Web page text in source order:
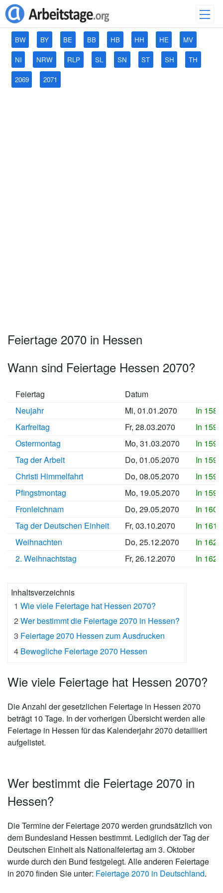
BW BY BE BB HB HH HE MV
NI NRW RLP SL SN ST SH TH
2069 2071
Feiertage 2070 in Hessen
Wann sind Feiertage Hessen 2070?
Feiertag
Datum
Neujahr
Mi, 01.01.2070
In
Karfreitag
Fr, 28.03.2070
In
Ostermontag
Mo, 31.03.2070
In
Tag der Arbeit
Do, 01.05.2070
In
Christi Himmelfahrt
Do, 08.05.2070
In
Pfingstmontag
Mo, 19.05.2070
In
Fronleichnam
Do, 29.05.2070
In
Tag der Deutschen Einheit
Fr, 03.10.2070
In
Weihnachten
Do, 25.12.2070
In
2. Weihnachtstag
Fr, 26.12.2070 In
Inhaltsverzeichnis
1 Wie viele Feiertage hat Hessen 2070?
2 Wer bestimmt die Feiertage 2070 in Hessen?
3 Feiertage 2070 Hessen zum Ausdrucken
4 Bewegliche Feiertage 2070 Hessen
Wie viele Feiertage hat Hessen 2070?
Die Anzahl der gesetzlichen Feiertage in Hessen 2070
beträgt 10 Tage. In der vorherigen Übersicht werden alle
Feiertage in Hessen für das Kalenderjahr 2070 detailliert
aufgelistet.
Wer bestimmt die Feiertage 2070 in
Hessen?
Die Termine der Feiertage 2070 werden grundsätzlich von
dem Bundesland Hessen bestimmt. Lediglich der Tag der
Deutschen Einheit als Nationalfeiertag am 3. Oktober
wurde durch den Bund festgelegt. Alle anderen Feiertage
in 2070 finden Sie unter: Feiertage 2070 in Deutschland.